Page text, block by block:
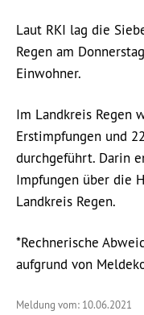
Laut RKI lag die
Regen am
Einwohner.
Im Landkreis Regen
Erstimpfungen und
durchgeführt. Darin
Impfungen über die
Landkreis Regen.
*Rechnerische
aufgrund von
Meldung vom: 10.06.2021